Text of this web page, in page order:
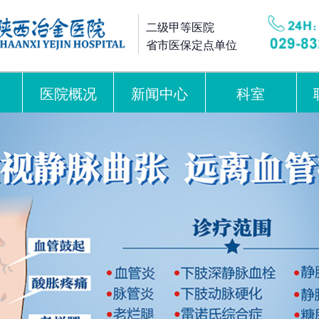
二级甲等医院
省市医保定点单位
医院概况 新闻中心 科室